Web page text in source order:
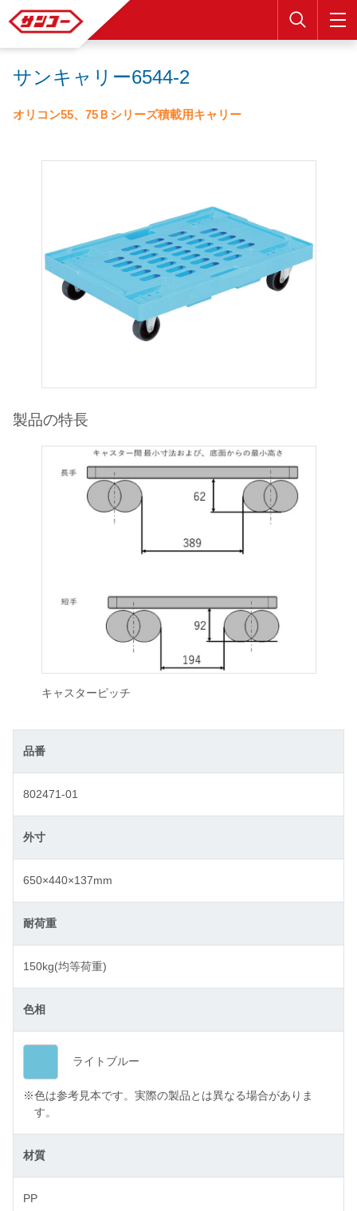
検索
サンキャリー6544-2
オリコン55、75Ｂシリーズ積載用キャリー
製品の特長
キャスターピッチ
品番
802471-01
外寸
650×440×137mm
耐荷重
150kg(均等荷重)
色相
ライトブルー
※色は参考見本です。実際の製品とは異なる場合がありま
す。
材質
PP